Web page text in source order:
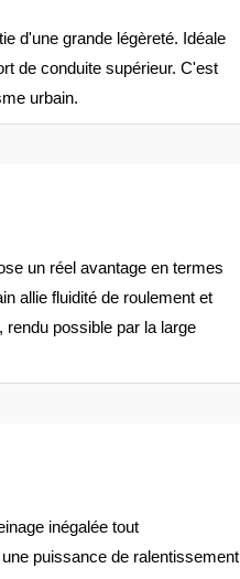
d'une grande légèreté. Idéale
de conduite supérieur. C'est
urbain.
un réel avantage en termes
allie fluidité de roulement et
possible par la large
inégalée tout
puissance de ralentissement